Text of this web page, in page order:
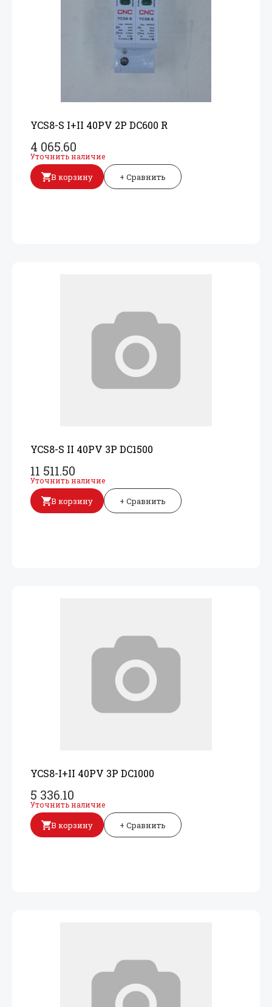
YCS8-S I+II 40PV 2P DC600 R
4 065.60
Уточнить наличие
В корзину + Сравнить
YCS8-S II 40PV 3P DC1500
11 511.50
Уточнить наличие
В корзину + Сравнить
YCS8-I+II 40PV 3P DC1000
5 336.10
Уточнить наличие
В корзину + Сравнить